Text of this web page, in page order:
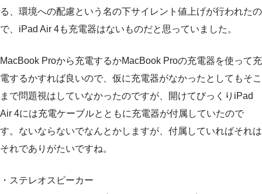
る、環境への配慮という名の下サイレント値上げが行われたの
で、iPad Air 4も充電器はないものだと思っていました。
MacBook Proから充電するかMacBook Proの充電器を使って充
電するかすれば良いので、仮に充電器がなかったとしてもそこ
まで問題視はしていなかったのですが、開けてびっくりiPad
Air 4には充電ケーブルとともに充電器が付属していたので
す。ないならないでなんとかしますが、付属していればそれは
それでありがたいですね。
・ステレオスピーカー